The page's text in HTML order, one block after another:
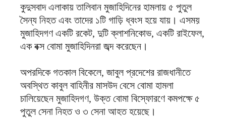
কুদুসবাদ এলাকায় তালিবান মুজাহিদিনের হামলায় ৫ পুতুল
সৈন্য নিহত এবং তাদের ১টি গাড়ি ধ্বংস হয়ে যায়। এসময়
মুজাহিদগণ একটি রকেট, দুটি ক্লাশনিকোভ, একটি রাইফেল,
এক বক্স বোমা মুজাহিদিনরা জব্দ করেছেন।
অপরদিকে গতকাল বিকেলে, জাবুল প্রদেশের রাজধানীতে
অবস্থিত কাবুল বাহিনীর মাসউদ বেসে বোমা হামলা
চালিয়েছেন মুজাহিদগণ, উক্ত বোমা বিস্ফোরণে কমপক্ষে ৫
পুতুল সেনা নিহত ও ৩ সেনা আহত হয়েছে।